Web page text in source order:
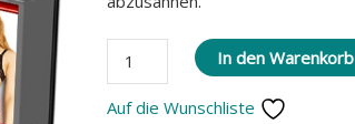
Geld
verdienen
mit
In den Warenkorb
Auf die Wunschliste